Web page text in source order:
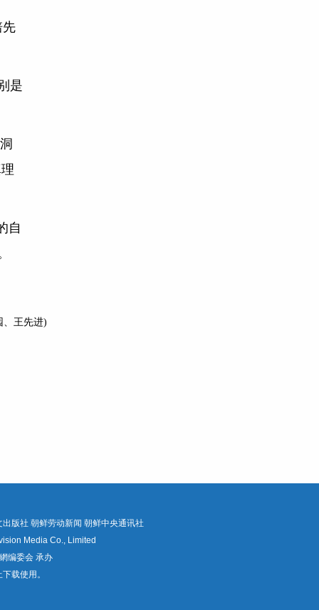
先
是
自
、王先进)
出版社 朝鲜劳动新闻 朝鲜中央通讯社
Media Co., Limited
编委会 承办
载使用。